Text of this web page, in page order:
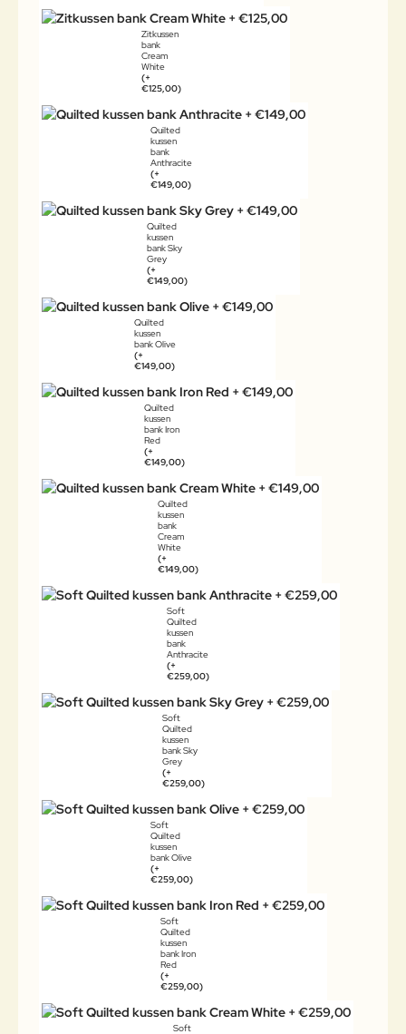
Zitkussen
bank
Cream
White
(+
€125,00)
Quilted
kussen
bank
Anthracite
(+
€149,00)
Quilted
kussen
bank Sky
Grey
(+
€149,00)
Quilted
kussen
bank Olive
(+
€149,00)
Quilted
kussen
bank Iron
Red
(+
€149,00)
Quilted
kussen
bank
Cream
White
(+
€149,00)
Soft
Quilted
kussen
bank
Anthracite
(+
€259,00)
Soft
Quilted
kussen
bank Sky
Grey
(+
€259,00)
Soft
Quilted
kussen
bank Olive
(+
€259,00)
Soft
Quilted
kussen
bank Iron
Red
(+
€259,00)
Soft